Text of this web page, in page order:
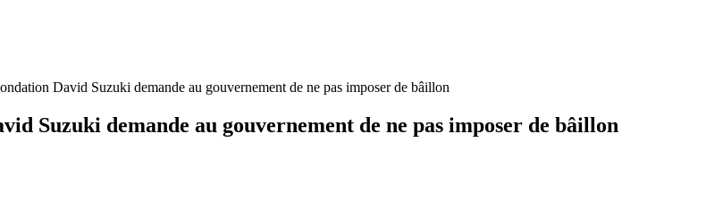
David Suzuki demande au gouvernement de ne pas imposer de bâillon
Suzuki demande au gouvernement de ne pas imposer de bâillon